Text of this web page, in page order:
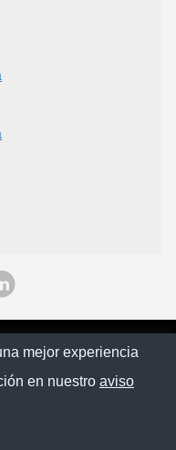
mejor experiencia
en nuestro aviso